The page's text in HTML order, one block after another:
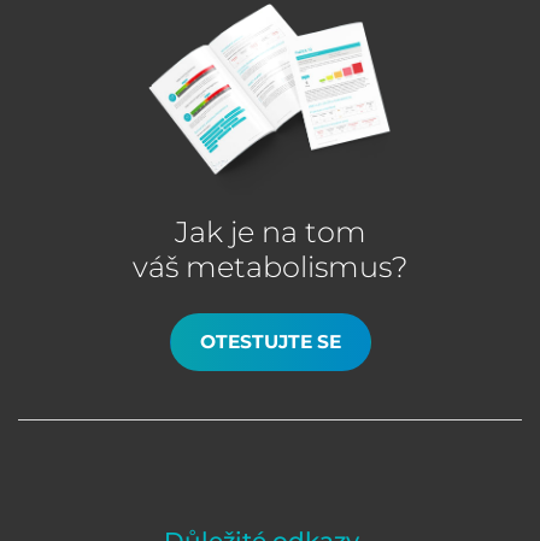
Jak je na tom
váš metabolismus?
OTESTUJTE SE